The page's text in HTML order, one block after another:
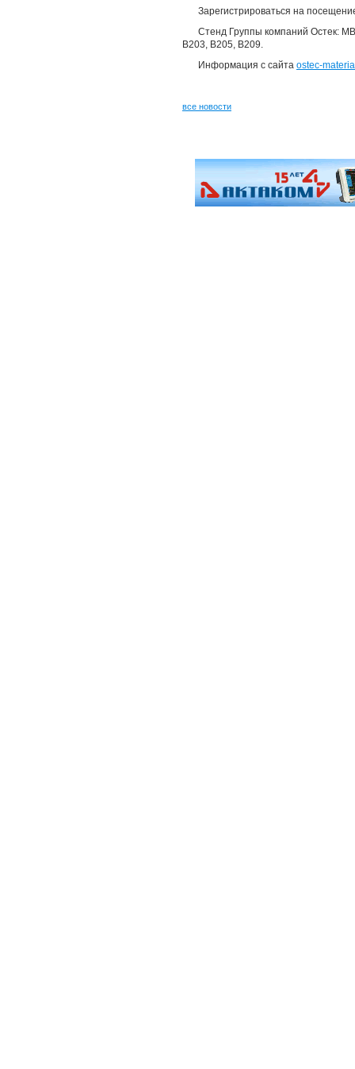
Зарегистрироваться на
Стенд Группы компаний Остек:
B203, B205, B209.
Информация с сайта ostec-
все новости